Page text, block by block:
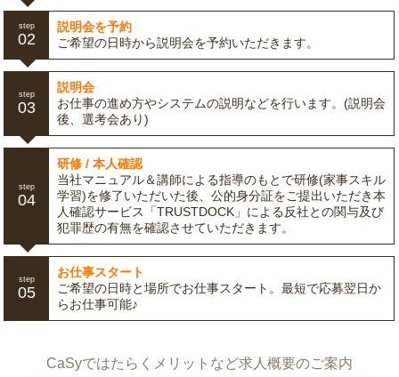
step
02
説明会を予約
ご希望の日時から説明会を予約いただきます。
step
03
説明会
お仕事の進め方やシステムの説明などを行います。(説明会
後、選考会あり)
step
04
研修 / 本人確認
当社マニュアル＆講師による指導のもとで研修(家事スキル
学習)を修了いただいた後、公的身分証をご提出いただき本
人確認サービス「TRUSTDOCK」による反社との関与及び
犯罪歴の有無を確認させていただきます。
step
05
お仕事スタート
ご希望の日時と場所でお仕事スタート。最短で応募翌日か
らお仕事可能♪
CaSyではたらくメリットなど求人概要のご案内